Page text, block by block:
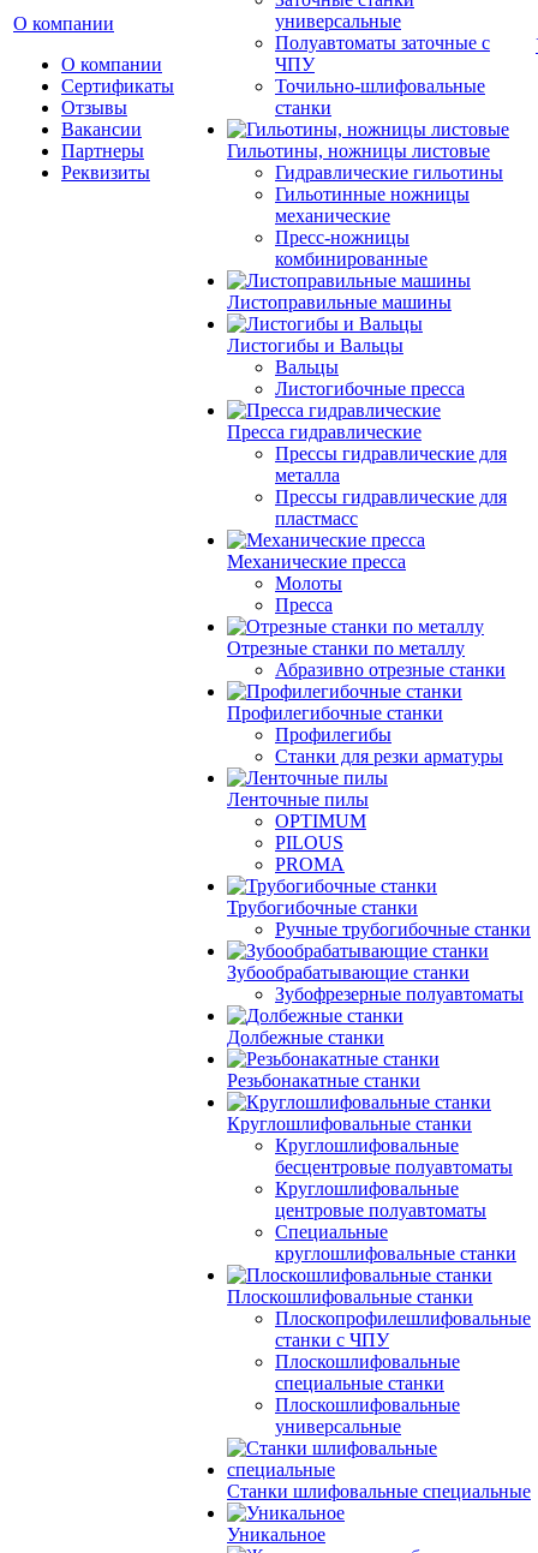
О компании
О компании
Сертификаты
Отзывы
Вакансии
Партнеры
Реквизиты
универсальные
Полуавтоматы заточные с
ЧПУ
Точильно-шлифовальные
станки
Гильотины, ножницы листовые
Гидравлические гильотины
Гильотинные ножницы
механические
Пресс-ножницы
комбинированные
Листоправильные машины
Листогибы и Вальцы
Вальцы
Листогибочные пресса
Пресса гидравлические
Прессы гидравлические для
металла
Прессы гидравлические для
пластмасс
Механические пресса
Молоты
Пресса
Отрезные станки по металлу
Абразивно отрезные станки
Профилегибочные станки
Профилегибы
Станки для резки арматуры
Ленточные пилы
OPTIMUM
PILOUS
PROMA
Трубогибочные станки
Ручные трубогибочные станки
Зубообрабатывающие станки
Зубофрезерные полуавтоматы
Долбежные станки
Резьбонакатные станки
Круглошлифовальные станки
Круглошлифовальные
бесцентровые полуавтоматы
Круглошлифовальные
центровые полуавтоматы
Специальные
круглошлифовальные станки
Плоскошлифовальные станки
Плоскопрофилешлифовальные
станки с ЧПУ
Плоскошлифовальные
специальные станки
Плоскошлифовальные
универсальные
Станки шлифовальные специальные
Уникальное